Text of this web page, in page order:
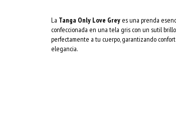
La Tanga Only Love Grey es una prenda
confeccionada en una tela gris con un sutil
perfectamente a tu cuerpo, garantizando
elegancia.